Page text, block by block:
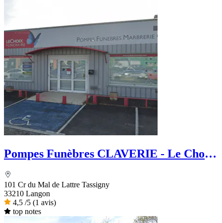
Pompes Funèbres CLAVERIE - Le Choix
101 Cr du Mal de Lattre Tassigny
33210 Langon
4,5 /5 (1 avis)
top notes